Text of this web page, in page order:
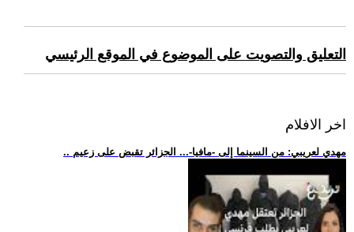
التعليق والتصويت على الموضوع في الموقع الرئيسي
اخر الافلام
.. مهدي لعريبي: من السينما إلى -مافيا-... الجزائر تقبض على زعيم